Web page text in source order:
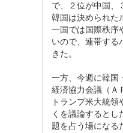
で、２位が中国、
韓国は決められた
一国では国際秩序
いので、連帯する
きた。
一方、今週に韓国
経済協力会議（Ａ
トランプ米大統
くを議論すると
題を占う場になる